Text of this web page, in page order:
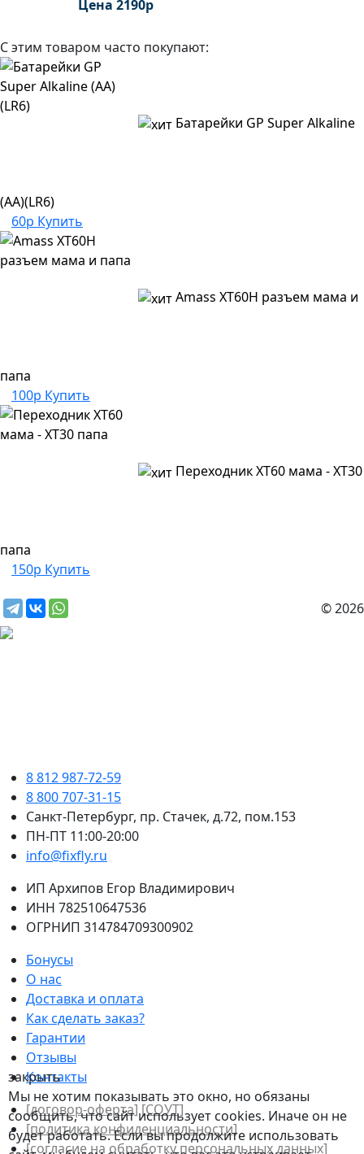
закрыть
Мы не хотим показывать это окно, но обязаны
сообщить, что сайт использует cookies. Иначе он не
будет работать. Если вы продолжите использовать
Цена 2190р
С этим товаром часто покупают:
Батарейки GP Super Alkaline
(AA)(LR6)
60р Купить
Amass XT60H разъем мама и
папа
100р Купить
Переходник XT60 мама - XT30
папа
150р Купить
© 2026
8 812 987-72-59
8 800 707-31-15
Санкт-Петербург, пр. Стачек, д.72, пом.153
ПН-ПТ 11:00-20:00
info@fixfly.ru
ИП Архипов Егор Владимирович
ИНН 782510647536
ОГРНИП 314784709300902
Бонусы
О нас
Доставка и оплата
Как сделать заказ?
Гарантии
Отзывы
Контакты
[договор-оферта] [СОУТ]
[политикa конфиденциальности]
[согласие на обработку персональных данных]